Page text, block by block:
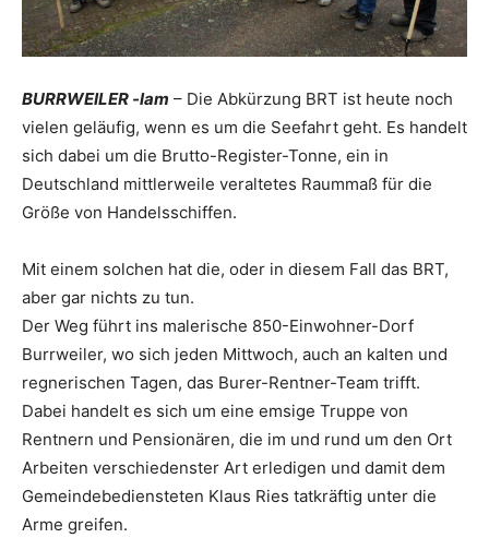
BURRWEILER -lam – Die Abkürzung BRT ist heute noch
vielen geläufig, wenn es um die Seefahrt geht. Es handelt
sich dabei um die Brutto-Register-Tonne, ein in
Deutschland mittlerweile veraltetes Raummaß für die
Größe von Handelsschiffen.
Mit einem solchen hat die, oder in diesem Fall das BRT,
aber gar nichts zu tun.
Der Weg führt ins malerische 850-Einwohner-Dorf
Burrweiler, wo sich jeden Mittwoch, auch an kalten und
regnerischen Tagen, das Burer-Rentner-Team trifft.
Dabei handelt es sich um eine emsige Truppe von
Rentnern und Pensionären, die im und rund um den Ort
Arbeiten verschiedenster Art erledigen und damit dem
Gemeindebediensteten Klaus Ries tatkräftig unter die
Arme greifen.